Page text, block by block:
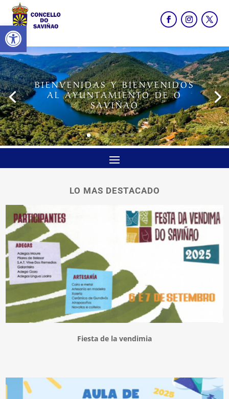
Abrir barra de herramientas
BIENVENIDAS Y BIENVENIDOS
AL AYUNTAMIENTO DE O
SAVIÑAO
LO MAS DESTACADO
Fiesta de la vendimia